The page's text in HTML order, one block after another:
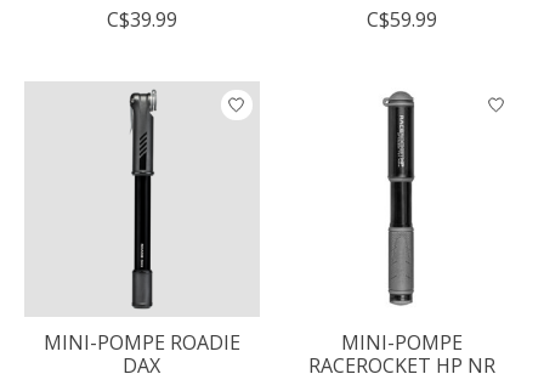
C$39.99
C$59.99
MINI-POMPE ROADIE
DAX
MINI-POMPE
RACEROCKET HP NR